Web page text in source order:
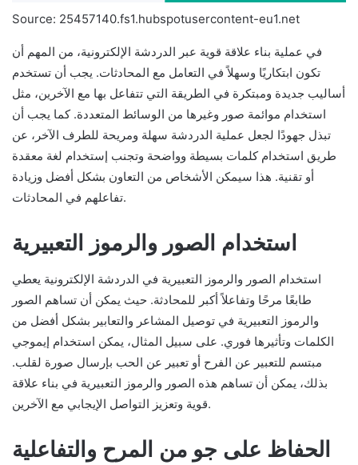
Source: 25457140.fs1.hubspotusercontent-eu1.net
في عملية بناء علاقة قوية عبر الدردشة الإلكترونية، من المهم أن
تكون ابتكاريًا وسهلاً في التعامل مع المحادثات. يجب أن تستخدم
أساليب جديدة ومبتكرة في الطريقة التي تتفاعل بها مع الآخرين، مثل
استخدام موائمة صور وغيرها من الوسائط المتعددة. كما يجب أن
تبذل جهودًا لجعل عملية الدردشة سهلة ومريحة للطرف الآخر، عن
طريق استخدام كلمات بسيطة وواضحة وتجنب إستخدام لغة معقدة
أو تقنية. هذا سيمكن الأشخاص من التعاون بشكل أفضل وزيادة
تفاعلهم في المحادثات.
استخدام الصور والرموز التعبيرية
استخدام الصور والرموز التعبيرية في الدردشة الإلكترونية يعطي
طابعًا مرحًا وتفاعلاً أكبر للمحادثة. حيث يمكن أن تساهم الصور
والرموز التعبيرية في توصيل المشاعر والتعابير بشكل أفضل من
الكلمات وتأثيرها فوري. على سبيل المثال، يمكن استخدام إيموجي
مبتسم للتعبير عن الفرح أو تعبير عن الحب بإرسال صورة لقلب.
بذلك، يمكن أن تساهم هذه الصور والرموز التعبيرية في بناء علاقة
قوية وتعزيز التواصل الإيجابي مع الآخرين.
الحفاظ على جو من المرح والتفاعلية